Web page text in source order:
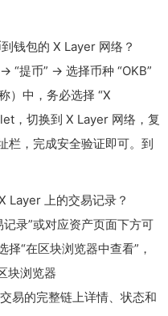
钱包的 X Layer 网络？
“提币” -> 选择币种 “OKB”
）中，务必选择 “X
，切换到 X Layer 网络，复
栏，完成安全验证即可。到
Layer 上的交易记录？
录”或对应资产页面下方可
“在区块浏览器中查看”，
块浏览器
易的完整链上详情、状态和